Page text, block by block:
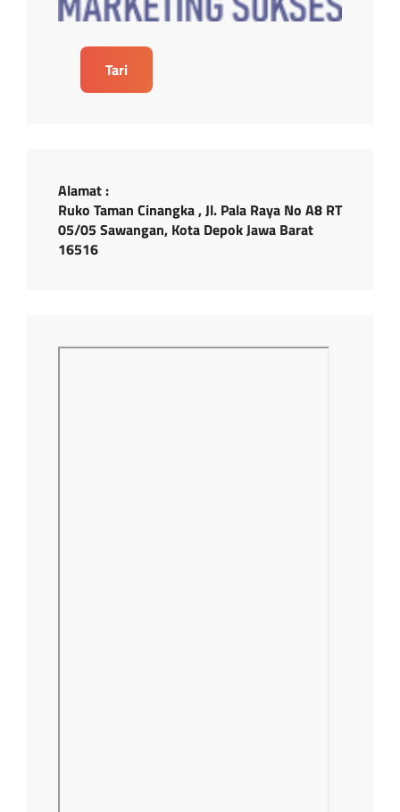
Tari
Alamat :
Ruko Taman Cinangka , Jl. Pala Raya No A8 RT
05/05 Sawangan, Kota Depok Jawa Barat
16516